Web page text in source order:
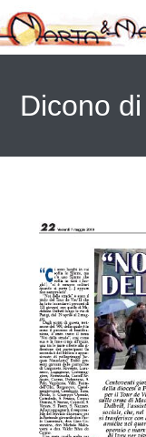
Dicono